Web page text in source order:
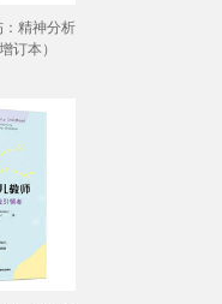
：精神分析
订本）